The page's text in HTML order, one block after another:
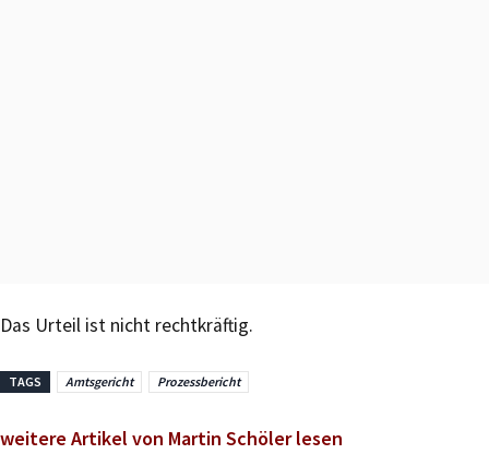
Das Urteil ist nicht rechtkräftig.
TAGS Amtsgericht Prozessbericht
weitere Artikel von Martin Schöler lesen